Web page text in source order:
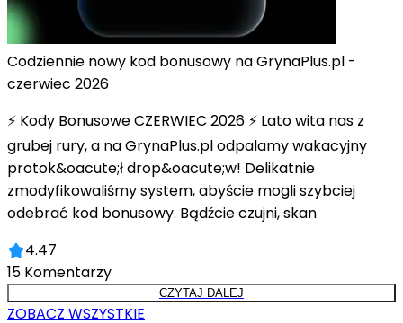
Codziennie nowy kod bonusowy na GrynaPlus.pl -
czerwiec 2026
⚡ Kody Bonusowe CZERWIEC 2026 ⚡ Lato wita nas z
grubej rury, a na GrynaPlus.pl odpalamy wakacyjny
protok&oacute;ł drop&oacute;w! Delikatnie
zmodyfikowaliśmy system, abyście mogli szybciej
odebrać kod bonusowy. Bądźcie czujni, skan
4.47
15 Komentarzy
CZYTAJ DALEJ
ZOBACZ WSZYSTKIE